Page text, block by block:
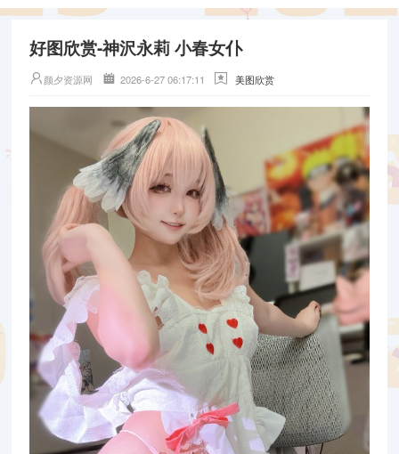
好图欣赏-神沢永莉 小春女仆
颜夕资源网 2026-6-27 06:17:11 美图欣赏